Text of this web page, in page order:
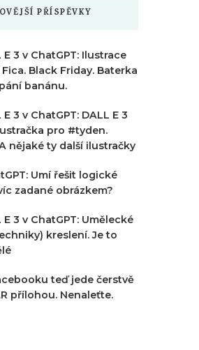
PŘÍSPĚVKY
E 3 v ChatGPT: Ilustrace
Black Friday. Baterka
banánu.
3 v ChatGPT: DALL E 3
pro #tyden.
nějaké ty další ilustračky
Umí řešit logické
zadané obrázkem?
E 3 v ChatGPT: Umělecké
kreslení. Je to
teď jede čerstvě
přílohou. Nenaleťte.